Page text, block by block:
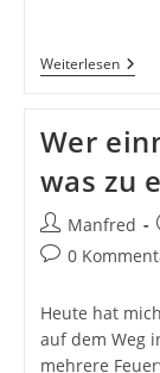
WeiterlesenQuer
Durch
Plan
Wer
was zu
Beitrags-
Autor:
Manfred
Beitrags-
0
Heute hat
auf dem Weg
mehrere